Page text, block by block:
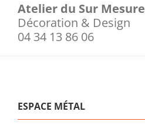
Atelier du Sur Mesure
Décoration & Design
04 34 13 86 06
ESPACE MÉTAL